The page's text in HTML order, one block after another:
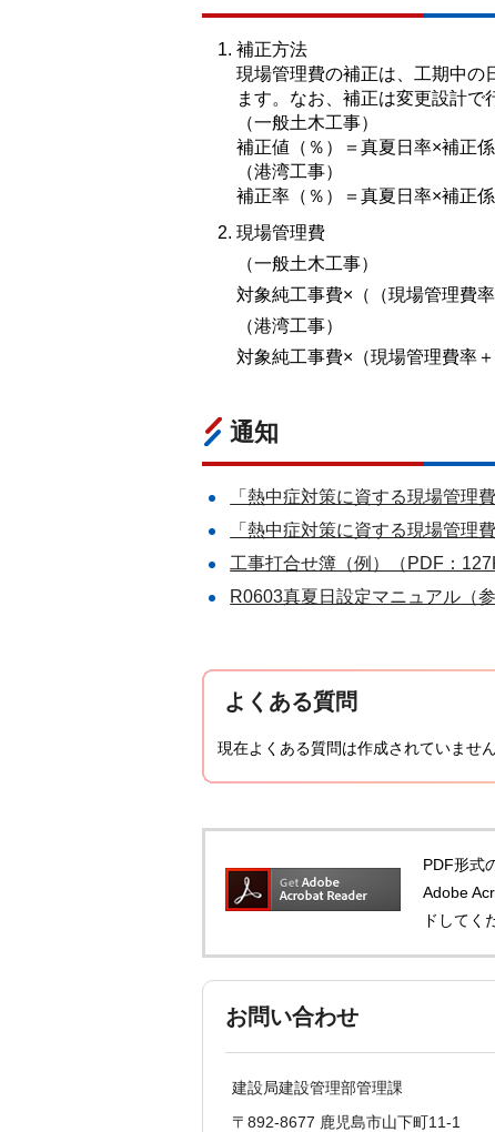
補正方法
現場管理費の補正は、工期中の
ます。なお、補正は変更設計で
（一般土木工事）
補正値（％）＝真夏日率×補正係
（港湾工事）
補正率（％）＝真夏日率×補正係
現場管理費
（一般土木工事）
対象純工事費×（（現場管理費
（港湾工事）
対象純工事費×（現場管理費率＋
通知
「熱中症対策に資する現場管理
「熱中症対策に資する現場管理
工事打合せ簿（例）（PDF：
R0603真夏日設定マニュアル（
よくある質問
現在よくある質問は作成されていません
PDF形式
Adobe
ドしてく
お問い合わせ
建設局建設管理部管理課
〒892-8677 鹿児島市山下町11-1